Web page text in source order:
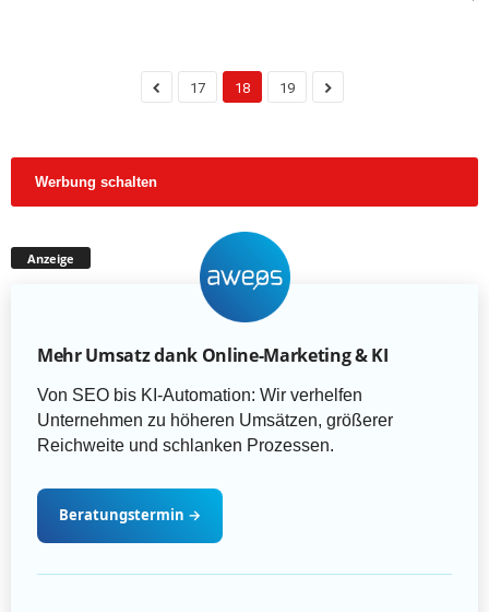
17 18 19
Werbung schalten
Anzeige
Mehr Umsatz dank Online-Marketing & KI
Von SEO bis KI-Automation: Wir verhelfen
Unternehmen zu höheren Umsätzen, größerer
Reichweite und schlanken Prozessen.
Beratungstermin →